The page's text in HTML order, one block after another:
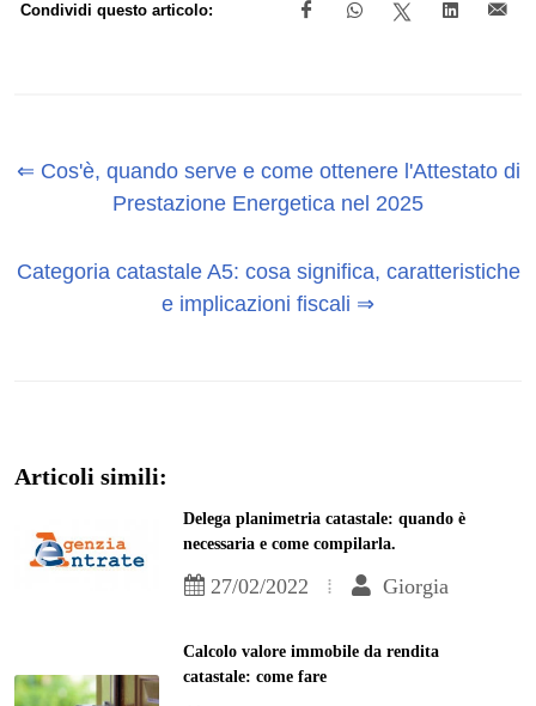
Condividi questo articolo:
⇐ Cos'è, quando serve e come ottenere l'Attestato di
Prestazione Energetica nel 2025
Categoria catastale A5: cosa significa, caratteristiche
e implicazioni fiscali ⇒
Articoli simili:
Delega planimetria catastale: quando è
necessaria e come compilarla.
27/02/2022 Giorgia
Calcolo valore immobile da rendita
catastale: come fare